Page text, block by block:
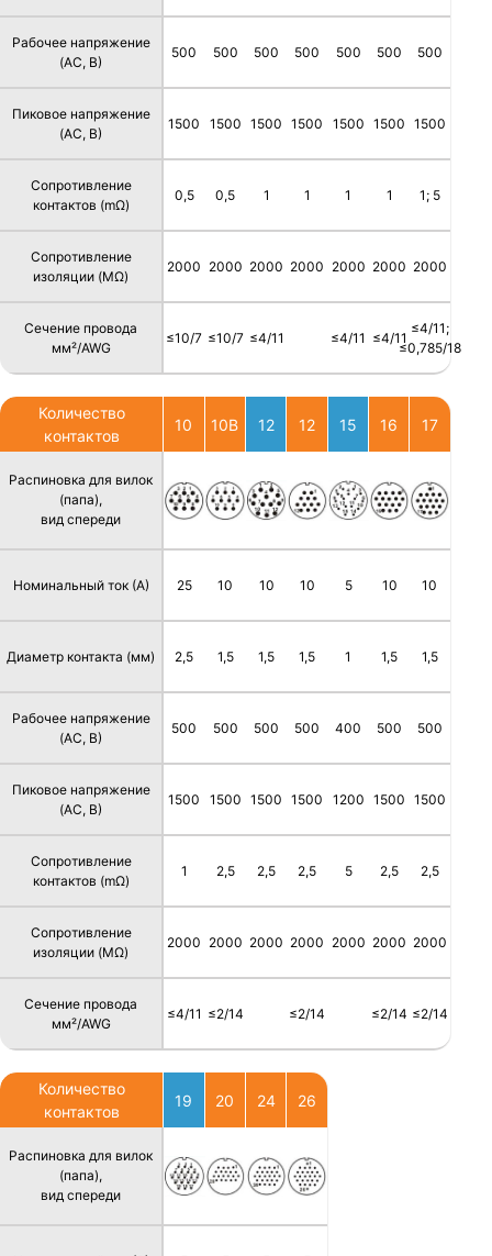
Рабочее напряжение
(AC, В)
Пиковое напряжение
(AC, В)
Сопротивление
контактов (mΩ)
Сопротивление
изоляции (MΩ)
Сечение провода
мм²/AWG
500
1500
0,5
2000
≤10/7
500
1500
0,5
2000
≤10/7
500
1500
1
2000
≤4/11
500
1500
1
2000
500
1500
1
2000
≤4/11
500
1500
1
2000
≤4/11
500
1500
1; 5
2000
≤4/11;
≤0,785/18
Количество
контактов
Распиновка для вилок
(папа),
вид спереди
Номинальный ток (А)
Диаметр контакта (мм)
Рабочее напряжение
(AC, В)
Пиковое напряжение
(AC, В)
Сопротивление
контактов (mΩ)
Сопротивление
изоляции (MΩ)
Сечение провода
мм²/AWG
10
25
2,5
500
1500
1
2000
≤4/11
10B
10
1,5
500
1500
2,5
2000
≤2/14
12
10
1,5
500
1500
2,5
2000
12
10
1,5
500
1500
2,5
2000
≤2/14
15
5
1
400
1200
5
2000
16
10
1,5
500
1500
2,5
2000
≤2/14
17
10
1,5
500
1500
2,5
2000
≤2/14
Количество
контактов
Распиновка для вилок
(папа),
вид спереди
19 20 24 26